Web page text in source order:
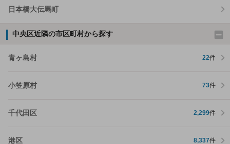
日本橋大伝馬町
中央区近隣の市区町村から探す
青ヶ島村 22件
小笠原村 73件
千代田区 2,299件
港区 8,337件